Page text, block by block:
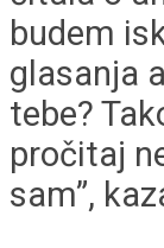
budem
glasanja
tebe?
pročitaj
sam”,